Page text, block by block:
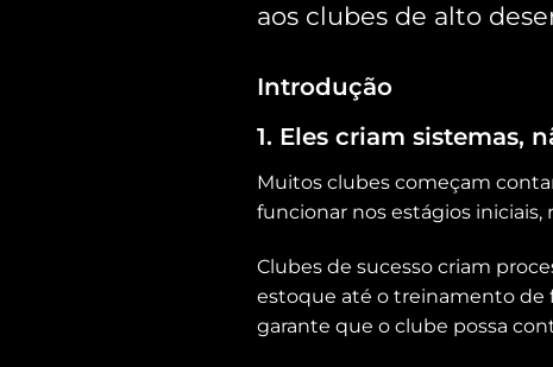
aos clubes de alto
Introdução
1. Eles criam sistemas,
Muitos clubes começam
funcionar nos estágios
Clubes de sucesso criam
estoque até o treinamento de
garante que o clube possa